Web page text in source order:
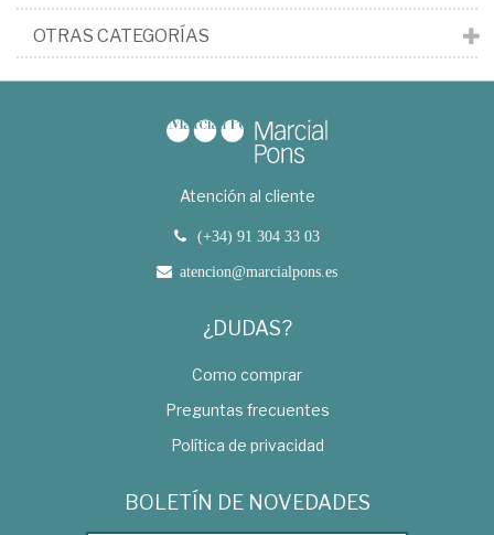
OTRAS CATEGORÍAS
Atención al cliente
(+34) 91 304 33 03
atencion@marcialpons.es
¿DUDAS?
Como comprar
Preguntas frecuentes
Política de privacidad
BOLETÍN DE NOVEDADES